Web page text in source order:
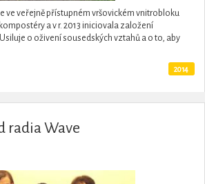
ve veřejně přístupném vršovickém vnitrobloku
a v r. 2013 iniciovala založení
o oživení sousedských vztahů a o to, aby
2014
radia Wave